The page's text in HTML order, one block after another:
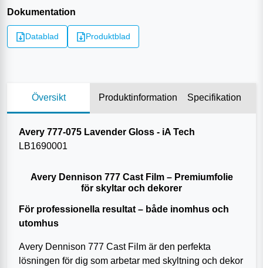
Dokumentation
Datablad Produktblad
Översikt Produktinformation Specifikation
Avery 777-075 Lavender Gloss - iA Tech
LB1690001
Avery Dennison 777 Cast Film – Premiumfolie
för skyltar och dekorer
För professionella resultat – både inomhus och
utomhus
Avery Dennison 777 Cast Film är den perfekta
lösningen för dig som arbetar med skyltning och dekor